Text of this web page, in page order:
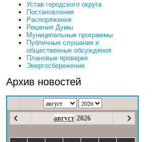
Устав городского округа
Постановления
Распоряжения
Решения Думы
Муниципальные программы
Публичные слушания и
общественные обсуждения
Плановые проверки
Энергосбережение
Архив новостей
август 2026